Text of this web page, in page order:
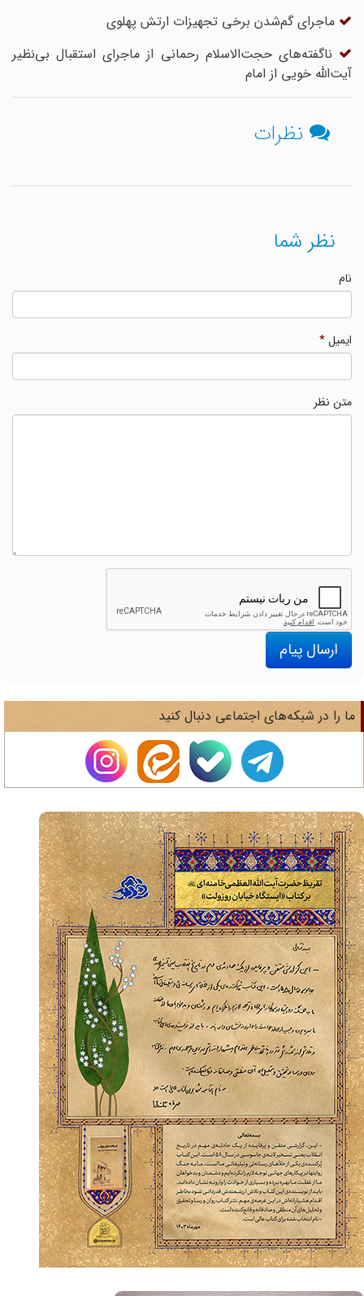
ماجرای گم‌شدن برخی تجهیزات ارتش پهلوی
ناگفته‌های حجت‌الاسلام رحمانی از ماجرای استقبال بی‌نظیر
آیت‌الله خویی از امام
نظرات
نظر شما
ایمیل*
متن نظر
ارسال پیام
را در شبکه‌های اجتماعی دنبال کنید